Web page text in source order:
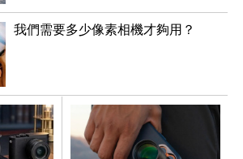
我們需要多少像素相機才夠用？